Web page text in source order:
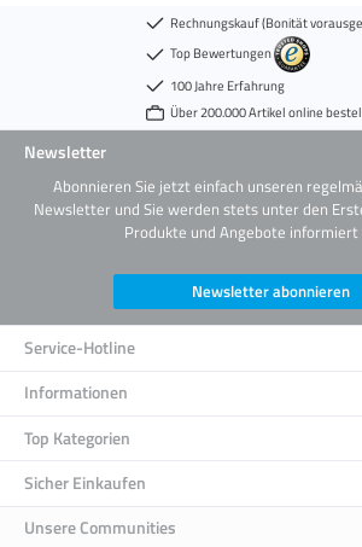
Rechnungskauf (Bonität
Top Bewertungen
100 Jahre Erfahrung
Über 200.000 Artikel online
Newsletter
Abonnieren Sie jetzt einfach unseren
Newsletter und Sie werden stets unter den
Produkte und Angebote
Newsletter abonnieren
Service-Hotline
Informationen
Top Kategorien
Sicher Einkaufen
Unsere Communities